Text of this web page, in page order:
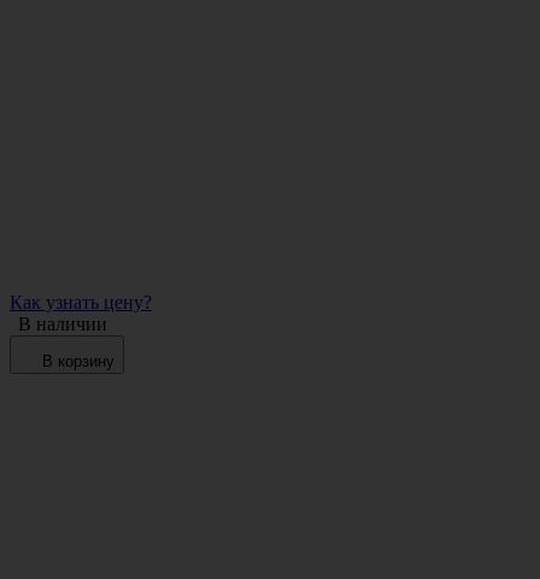
Как узнать цену?
В наличии
В корзину